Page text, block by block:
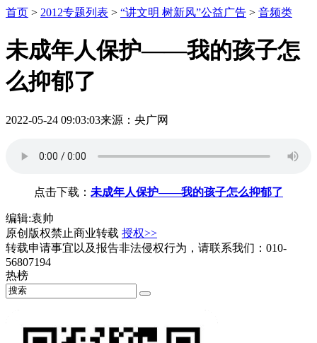
首页 > 2012专题列表 > “讲文明 树新风”公益广告 > 音频类
未成年人保护——我的孩子怎
么抑郁了
2022-05-24 09:03:03来源：央广网
点击下载： 未成年人保护——我的孩子怎么抑郁了
编辑:袁帅
原创版权禁止商业转载 授权>>
转载申请事宜以及报告非法侵权行为，请联系我们：010-
56807194
热榜